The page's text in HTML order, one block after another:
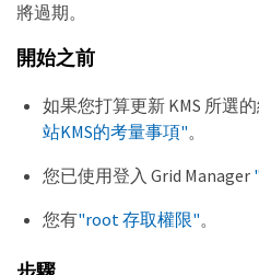
將過期。
開始之前
如果您打算更新 KMS 所選
站KMS的考量事項"。
您已使用登入 Grid Manager
您有"root 存取權限"。